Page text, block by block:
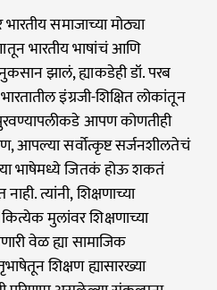
समाजाच्या मोठ्या
भारतीय भाषांचं आणि
झालं, ह्याकडेही डॉ. परब
इंग्रजी-शिक्षित लोकांतून
आपण कोणतीही
आपल्या सर्वोत्कृष्ट सर्जनशीलतेचं
भाषेमध्ये जितकं होऊ शकतं
त्यांनी, शिक्षणाच्या
मुलांवर शिक्षणाच्या
वेळ ह्या सामाजिक
शिक्षण ह्यासारख्या